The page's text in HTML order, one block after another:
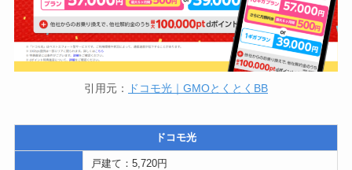
引用元： ドコモ光｜GMOとくとくBB
ドコモ光
戸建て：5,720円